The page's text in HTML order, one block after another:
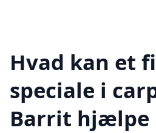
Hvad kan et
speciale i
Barrit hjælpe